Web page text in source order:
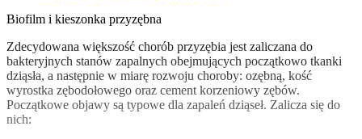
Biofilm i kieszonka przyzębna
Zdecydowana większość chorób przyzębia jest zaliczana do
bakteryjnych stanów zapalnych obejmujących początkowo tkanki
dziąsła, a następnie w miarę rozwoju choroby: ozębną, kość
wyrostka zębodołowego oraz cement korzeniowy zębów.
Początkowe objawy są typowe dla zapaleń dziąseł. Zalicza się do
nich: